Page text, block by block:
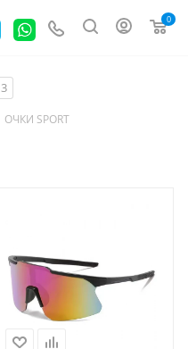
0
3
ОЧКИ SPORT